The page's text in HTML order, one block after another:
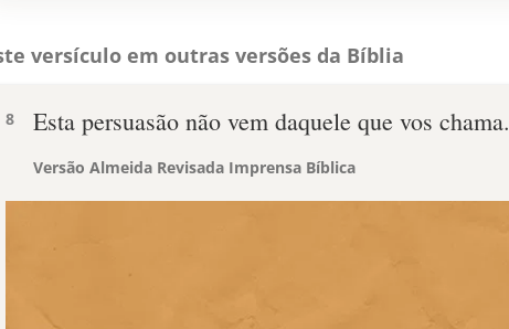
versículo em outras versões da Bíblia
8 Esta persuasão não vem daquele que vos chama.
Versão Almeida Revisada Imprensa Bíblica